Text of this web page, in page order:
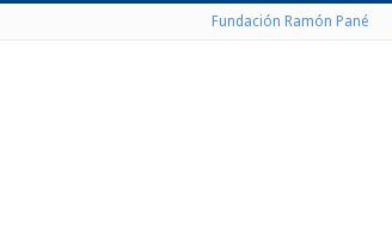
Fundación Ramón Pané